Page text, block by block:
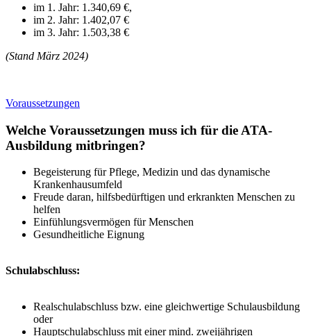
im 1. Jahr: 1.340,69 €,
im 2. Jahr: 1.402,07 €
im 3. Jahr: 1.503,38 €
(Stand März 2024)
Voraussetzungen
Welche Voraussetzungen muss ich für die ATA-
Ausbildung mitbringen?
Begeisterung für Pflege, Medizin und das dynamische
Krankenhausumfeld
Freude daran, hilfsbedürftigen und erkrankten Menschen zu
helfen
Einfühlungsvermögen für Menschen
Gesundheitliche Eignung
Schulabschluss:
Realschulabschluss bzw. eine gleichwertige Schulausbildung
oder
Hauptschulabschluss mit einer mind. zweijährigen